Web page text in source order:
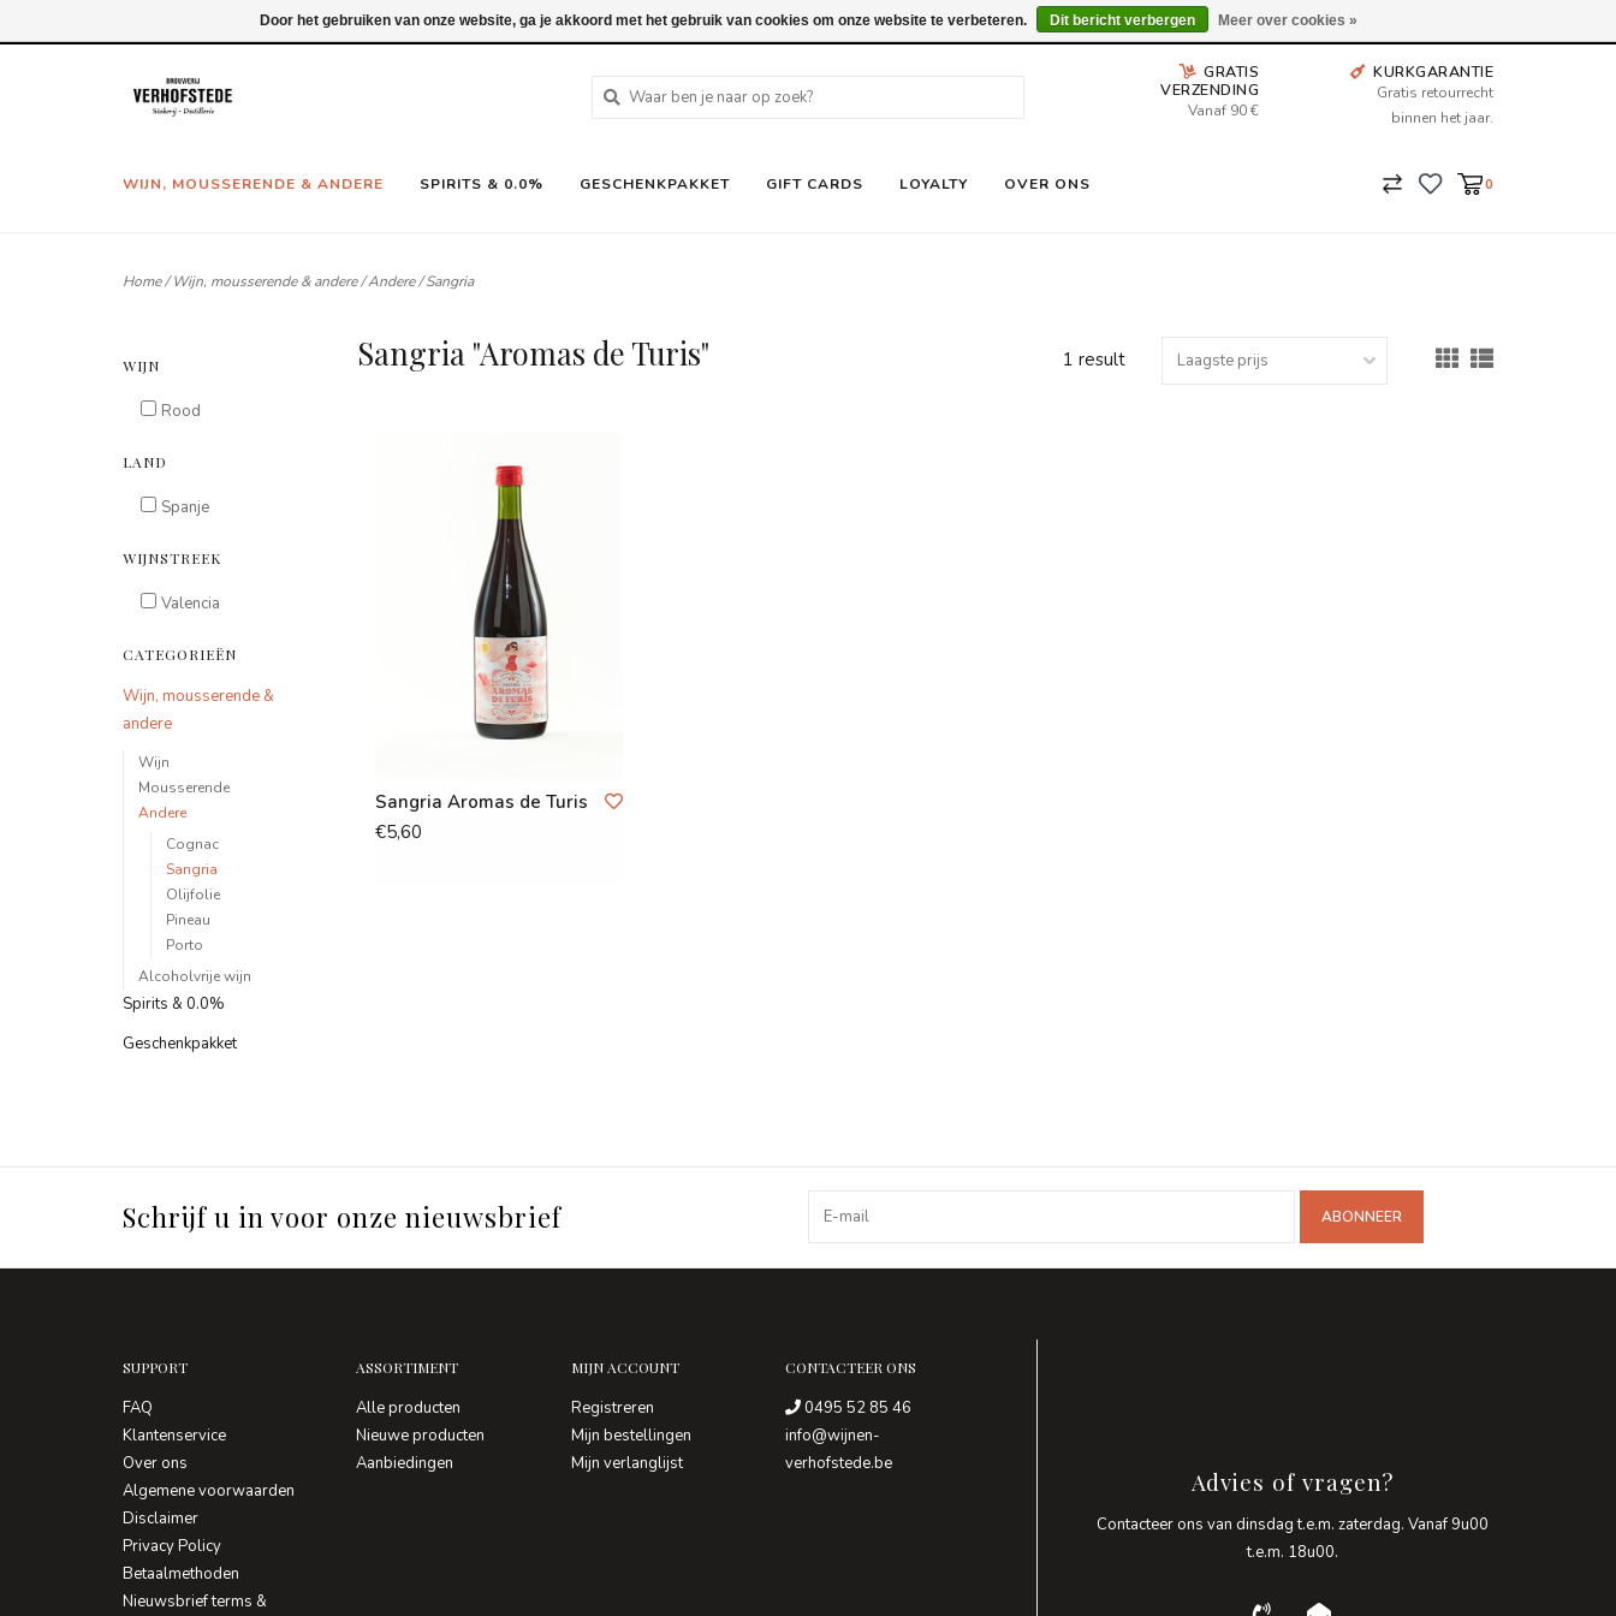
Wij leveren tot aan uw deur. Afhalen is mogelijk.
GRATIS
VERZENDING
Vanaf 90 €
KURKGARANTIE
Gratis retourrecht
binnen het jaar.
WIJN, MOUSSERENDE & ANDERE SPIRITS & 0.0% GESCHENKPAKKET GIFT CARDS LOYALTY OVER ONS 0
Home/Wijn, mousserende & andere/Andere/Sangria
WIJN
Rood
LAND
Spanje
WIJNSTREEK
Valencia
CATEGORIEËN
Wijn, mousserende &
andere
Wijn
Mousserende
Andere
Cognac
Sangria
Olijfolie
Pineau
Porto
Alcoholvrije wijn
Spirits & 0.0%
Geschenkpakket
Sangria "Aromas de Turis" 1 result
Sangria Aromas de Turis
€5,60
Schrijf u in voor onze nieuwsbrief ABONNEER
SUPPORT
FAQ
Klantenservice
Over ons
Algemene voorwaarden
Disclaimer
Privacy Policy
Betaalmethoden
Nieuwsbrief terms &
ASSORTIMENT
Alle producten
Nieuwe producten
Aanbiedingen
MIJN ACCOUNT
Registreren
Mijn bestellingen
Mijn verlanglijst
CONTACTEER ONS
0495 52 85 46
info@wijnen-
verhofstede.be
Advies of vragen?
Contacteer ons van dinsdag t.e.m. zaterdag. Vanaf 9u00
t.e.m. 18u00.
Door het gebruiken van onze website, ga je akkoord met het gebruik van cookies om onze website te verbeteren. Dit bericht verbergen Meer over cookies »